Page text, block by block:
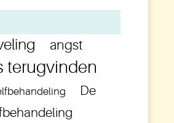
angst
terugvinden
De